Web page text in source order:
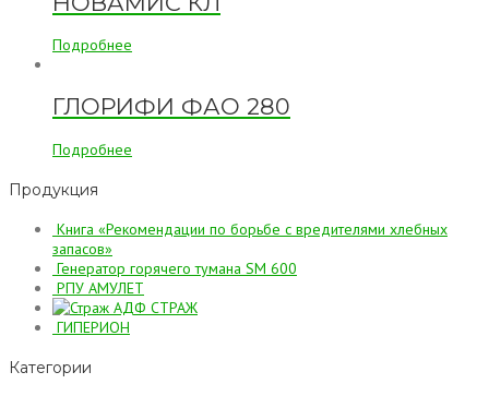
Подробнее
ГЛОРИФИ ФАО 280
Подробнее
Продукция
Книга «Рекомендации по борьбе с вредителями хлебных
запасов»
Генератор горячего тумана SM 600
РПУ АМУЛЕТ
АДФ СТРАЖ
ГИПЕРИОН
Категории